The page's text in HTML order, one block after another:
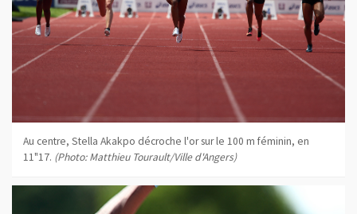
Au centre, Stella Akakpo décroche l'or sur le 100 m féminin, en
11"17. (Photo: Matthieu Tourault/Ville d'Angers)